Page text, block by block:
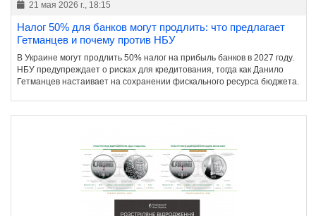
21 мая 2026 г., 18:15
Налог 50% для банков могут продлить: что предлагает
Гетманцев и почему против НБУ
В Украине могут продлить 50% налог на прибыль банков в 2027 году.
НБУ предупреждает о рисках для кредитования, тогда как Данило
Гетманцев настаивает на сохранении фискального ресурса бюджета.